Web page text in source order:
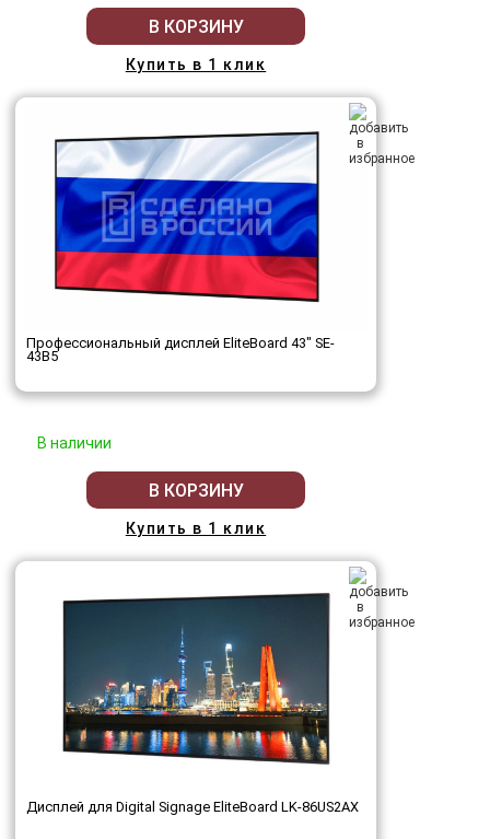
В КОРЗИНУ
Купить в 1 клик
Профессиональный дисплей EliteBoard 43" SE-
43B5
В наличии
В КОРЗИНУ
Купить в 1 клик
Дисплей для Digital Signage EliteBoard LK-86US2AX